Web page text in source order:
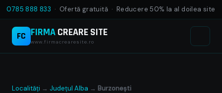
0785 888 833 · Ofertă gratuită · Reducere 50% la al doilea site
FC FIRMACREARE SITE
www.firmacrearesite.ro
Localități → Județul Alba → Burzoneşti